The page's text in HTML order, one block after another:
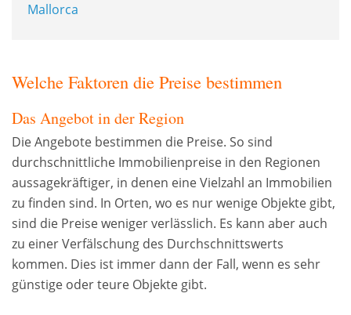
Mallorca
Welche Faktoren die Preise bestimmen
Das Angebot in der Region
Die Angebote bestimmen die Preise. So sind
durchschnittliche Immobilienpreise in den Regionen
aussagekräftiger, in denen eine Vielzahl an Immobilien
zu finden sind. In Orten, wo es nur wenige Objekte gibt,
sind die Preise weniger verlässlich. Es kann aber auch
zu einer Verfälschung des Durchschnittswerts
kommen. Dies ist immer dann der Fall, wenn es sehr
günstige oder teure Objekte gibt.